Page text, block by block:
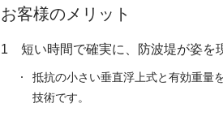
お客様のメリット
短い時間で確実に、防波堤が姿を
抵抗の小さい垂直浮上式と有効重量
技術です。